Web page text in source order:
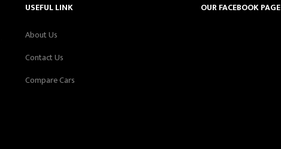
USEFUL LINK
About Us
Contact Us
Compare Cars
OUR FACEBOOK PAGE